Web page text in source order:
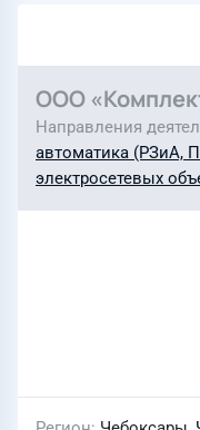
ООО
Направления
автоматика (РЗиА,
электросетевых